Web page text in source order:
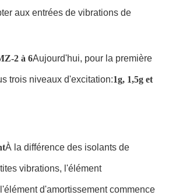
aux entrées de vibrations de
2 à 6Aujourd'hui, pour la première
trois niveaux d'excitation:1g, 1,5g et
À la différence des isolants de
vibrations, l'élément
d'amortissement commence